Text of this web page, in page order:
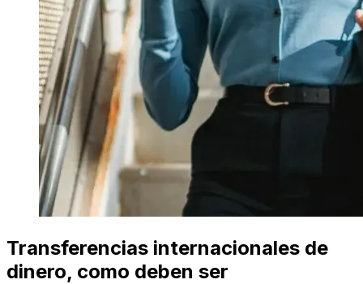
Transferencias internacionales de
dinero, como deben ser